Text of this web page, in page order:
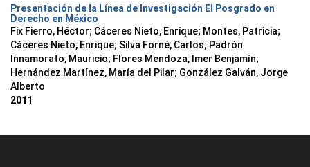
Presentación de la Línea de Investigación El Posgrado en
Derecho en México
Fix Fierro, Héctor; Cáceres Nieto, Enrique; Montes, Patricia;
Cáceres Nieto, Enrique; Silva Forné, Carlos; Padrón
Innamorato, Mauricio; Flores Mendoza, Imer Benjamín;
Hernández Martínez, María del Pilar; González Galván, Jorge
Alberto
2011